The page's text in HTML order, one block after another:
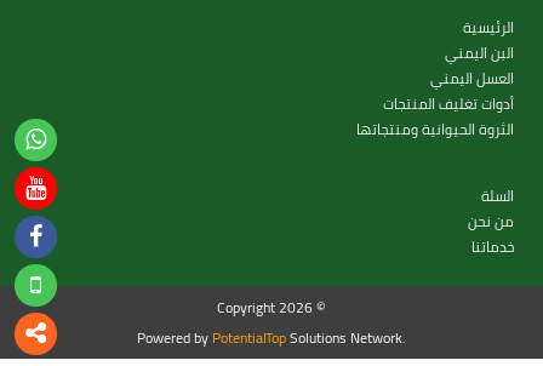
الرئيسية
البن اليمني
العسل اليمني
أدوات تغليف المنتجات
الثروة الحيوانية ومنتجاتها
السلة
من نحن
خدماتنا
Copyright 2026 ©
Powered byPotentialTopSolutions Network.